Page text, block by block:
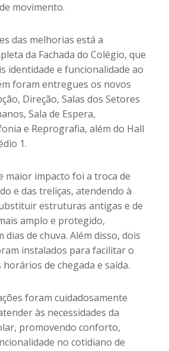
movimento.
das melhorias está a
da Fachada do Colégio, que
identidade e funcionalidade ao
foram entregues os novos
Direção, Salas dos Setores
Sala de Espera,
e Reprografia, além do Hall
1.
maior impacto foi a troca de
e das treliças, atendendo à
estruturas antigas e de
amplo e protegido,
dias de chuva. Além disso, dois
instalados para facilitar o
de chegada e saída.
foram cuidadosamente
às necessidades da
promovendo conforto,
no cotidiano de